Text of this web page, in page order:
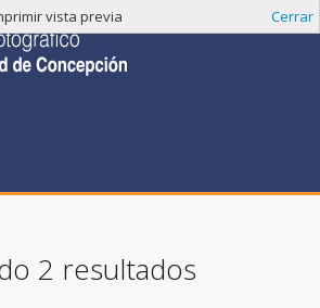
vista previa Cerrar
2 resultados